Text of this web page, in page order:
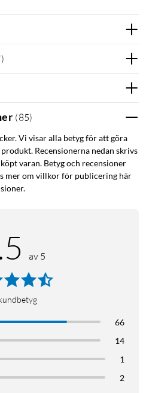
egenskaper som skyddar
mot många vanliga
dig eller skärmen. Aktiv
din nya iPhone med Symmetry
visar den snygga designen för
med tanke på sömlös
och -tillbehör. Din telefons
funktioner fungerar felfritt,
telefon är skyddad, utan att
stil eller funktion.
)
(85)
Vi visar alla betyg för att göra
Recensionerna nedan skrivs
varan. Betyg och recensioner
mer om villkor för publicering här
av 5
66
14
1
2